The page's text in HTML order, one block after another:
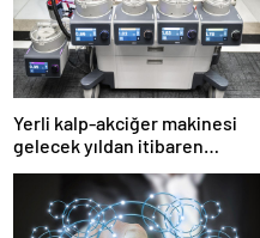
Yerli kalp-akciğer makinesi
gelecek yıldan itibaren